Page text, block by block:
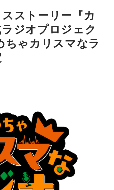
を物色して、（49歳）にも
はモテるな～」なんて（勘
な高校教師ですわ。社会性
だけど、こんな男と結婚し
それを糧にして前を向いて。
ま去って、自分から捨てる
て。
ね！
ちなみに、人材確保対策室
務員という仕事の魅力を発
保するための仕事を担当し
ドルが高い”といった印象を持
さんは「人事院では多様な
と考え、教養区分という判
設けるなど、採用試験の改
ます。
会いました。男性は私の1つ
うきんな方で、話している
した。ただ、男女関係はな
り、仕事後にご飯に行った
り、蛍を見に行ったりと、
。
た今年の3月末に、男性から
」とLINEで言われました。
スストーリー『カ
ジオプロジェク
ちゃカリスマなラ